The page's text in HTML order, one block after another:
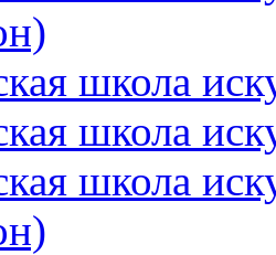
школа
школа
школа